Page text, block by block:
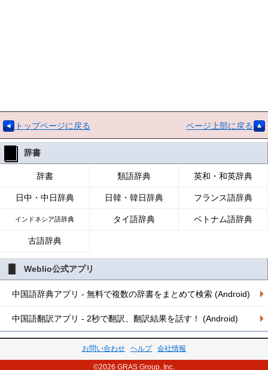
トップページに戻る ページ上部に戻る
辞書
辞書 類語辞典 英和・和英辞典
日中・中日辞典 日韓・韓日辞典 フランス語辞典
インドネシア語辞典 タイ語辞典 ベトナム語辞典
古語辞典
Weblio公式アプリ
中国語辞典アプリ - 無料で複数の辞書をまとめて検索 (Android)
中国語翻訳アプリ - 2秒で翻訳、翻訳結果を話す！ (Android)
お問い合わせ ヘルプ 会社情報
©2026 GRAS Group, Inc.